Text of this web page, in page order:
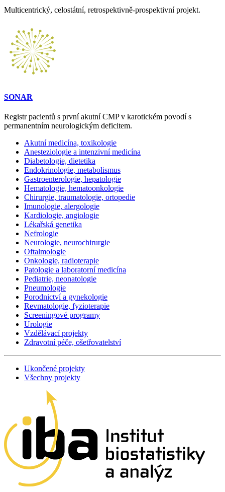
Multicentrický, celostátní, retrospektivně-prospektivní projekt.
SONAR
Registr pacientů s první akutní CMP v karotickém povodí s
permanentním neurologickým deficitem.
Akutní medicína, toxikologie
Anesteziologie a intenzivní medicína
Diabetologie, dietetika
Endokrinologie, metabolismus
Gastroenterologie, hepatologie
Hematologie, hematoonkologie
Chirurgie, traumatologie, ortopedie
Imunologie, alergologie
Kardiologie, angiologie
Lékařská genetika
Nefrologie
Neurologie, neurochirurgie
Oftalmologie
Onkologie, radioterapie
Patologie a laboratorní medicína
Pediatrie, neonatologie
Pneumologie
Porodnictví a gynekologie
Revmatologie, fyzioterapie
Screeningové programy
Urologie
Vzdělávací projekty
Zdravotní péče, ošetřovatelství
Ukončené projekty
Všechny projekty